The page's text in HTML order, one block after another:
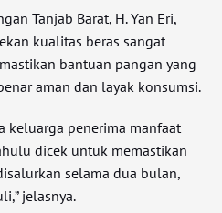
Tanjab Barat, H. Yan Eri,
kualitas beras sangat
bantuan pangan yang
aman dan layak konsumsi.
keluarga penerima manfaat
dicek untuk memastikan
selama dua bulan,
jelasnya.